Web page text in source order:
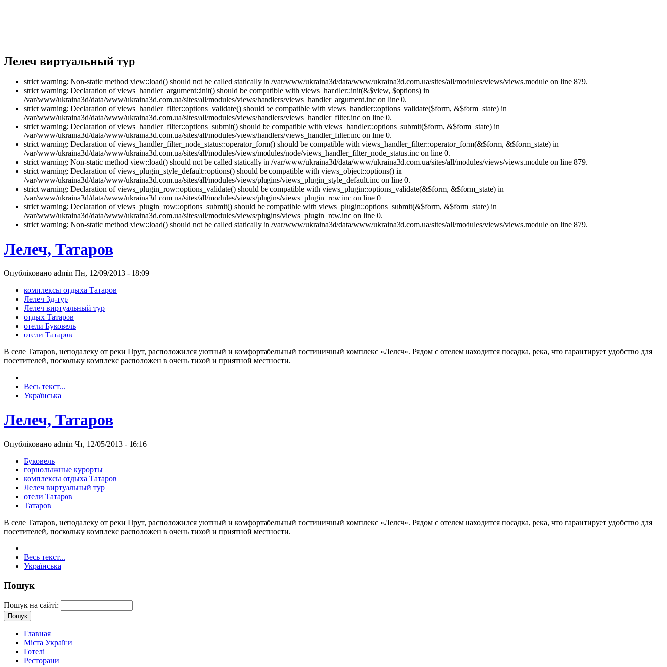
Лелеч виртуальный тур
strict warning: Non-static method view::load() should not be called statically in /var/www/ukraina3d/data/www/ukraina3d.com.ua/sites/all/modules/views/views.module on line 879.
strict warning: Declaration of views_handler_argument::init() should be compatible with views_handler::init(&$view, $options) in
/var/www/ukraina3d/data/www/ukraina3d.com.ua/sites/all/modules/views/handlers/views_handler_argument.inc on line 0.
strict warning: Declaration of views_handler_filter::options_validate() should be compatible with views_handler::options_validate($form, &$form_state) in
/var/www/ukraina3d/data/www/ukraina3d.com.ua/sites/all/modules/views/handlers/views_handler_filter.inc on line 0.
strict warning: Declaration of views_handler_filter::options_submit() should be compatible with views_handler::options_submit($form, &$form_state) in
/var/www/ukraina3d/data/www/ukraina3d.com.ua/sites/all/modules/views/handlers/views_handler_filter.inc on line 0.
strict warning: Declaration of views_handler_filter_node_status::operator_form() should be compatible with views_handler_filter::operator_form(&$form, &$form_state) in
/var/www/ukraina3d/data/www/ukraina3d.com.ua/sites/all/modules/views/modules/node/views_handler_filter_node_status.inc on line 0.
strict warning: Non-static method view::load() should not be called statically in /var/www/ukraina3d/data/www/ukraina3d.com.ua/sites/all/modules/views/views.module on line 879.
strict warning: Declaration of views_plugin_style_default::options() should be compatible with views_object::options() in
/var/www/ukraina3d/data/www/ukraina3d.com.ua/sites/all/modules/views/plugins/views_plugin_style_default.inc on line 0.
strict warning: Declaration of views_plugin_row::options_validate() should be compatible with views_plugin::options_validate(&$form, &$form_state) in
/var/www/ukraina3d/data/www/ukraina3d.com.ua/sites/all/modules/views/plugins/views_plugin_row.inc on line 0.
strict warning: Declaration of views_plugin_row::options_submit() should be compatible with views_plugin::options_submit(&$form, &$form_state) in
/var/www/ukraina3d/data/www/ukraina3d.com.ua/sites/all/modules/views/plugins/views_plugin_row.inc on line 0.
strict warning: Non-static method view::load() should not be called statically in /var/www/ukraina3d/data/www/ukraina3d.com.ua/sites/all/modules/views/views.module on line 879.
Лелеч, Татаров
Опубліковано admin Пн, 12/09/2013 - 18:09
комплексы отдыха Татаров
Лелеч 3д-тур
Лелеч виртуальный тур
отдых Татаров
отели Буковель
отели Татаров
В селе Татаров, неподалеку от реки Прут, расположился уютный и комфортабельный гостиничный комплекс «Лелеч». Рядом с отелем находится посадка, река, что гарантирует удобство для
посетителей, поскольку комплекс расположен в очень тихой и приятной местности.
Весь текст...
Українська
Лелеч, Татаров
Опубліковано admin Чт, 12/05/2013 - 16:16
Буковель
горнолыжные курорты
комплексы отдыха Татаров
Лелеч виртуальный тур
отели Татаров
Татаров
В селе Татаров, неподалеку от реки Прут, расположился уютный и комфортабельный гостиничный комплекс «Лелеч». Рядом с отелем находится посадка, река, что гарантирует удобство для
посетителей, поскольку комплекс расположен в очень тихой и приятной местности.
Весь текст...
Українська
Пошук
Пошук на сайті:
Главная
Міста України
Готелі
Ресторани